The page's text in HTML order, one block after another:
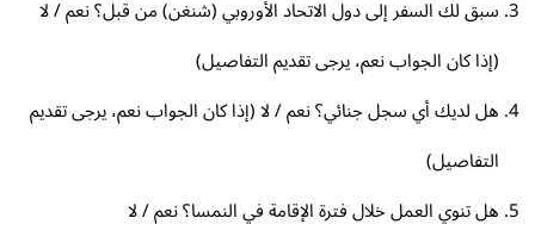
سبق لك السفر إلى دول الاتحاد الأوروبي (شنغن) من قبل؟ نعم / لا
(إذا كان الجواب نعم، يرجى تقديم التفاصيل)
هل لديك أي سجل جنائي؟ نعم / لا (إذا كان الجواب نعم، يرجى تقديم
التفاصيل)
هل تنوي العمل خلال فترة الإقامة في النمسا؟ نعم / لا